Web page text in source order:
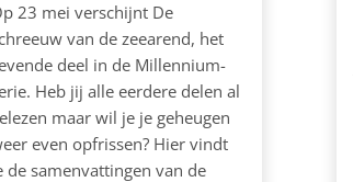
23 mei verschijnt De
van de zeearend, het
deel in de Millennium-
Heb jij alle eerdere delen al
maar wil je je geheugen
even opfrissen? Hier vindt
de samenvattingen van de